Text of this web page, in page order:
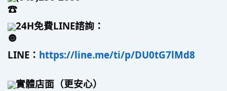
24H免費LINE諮詢：
LINE： https://line.me/ti/p/DU0tG7lMd8
實體店面（更安心）